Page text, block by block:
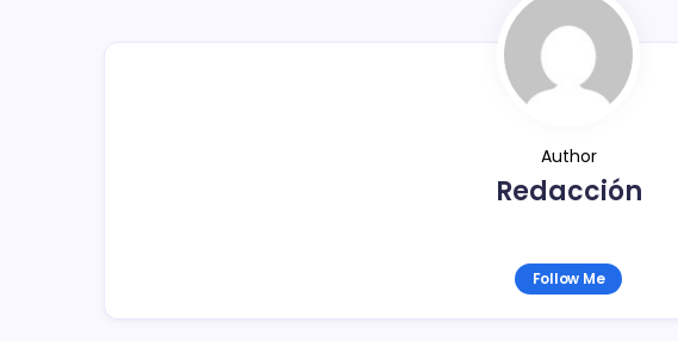
Author
Redacción
Follow Me